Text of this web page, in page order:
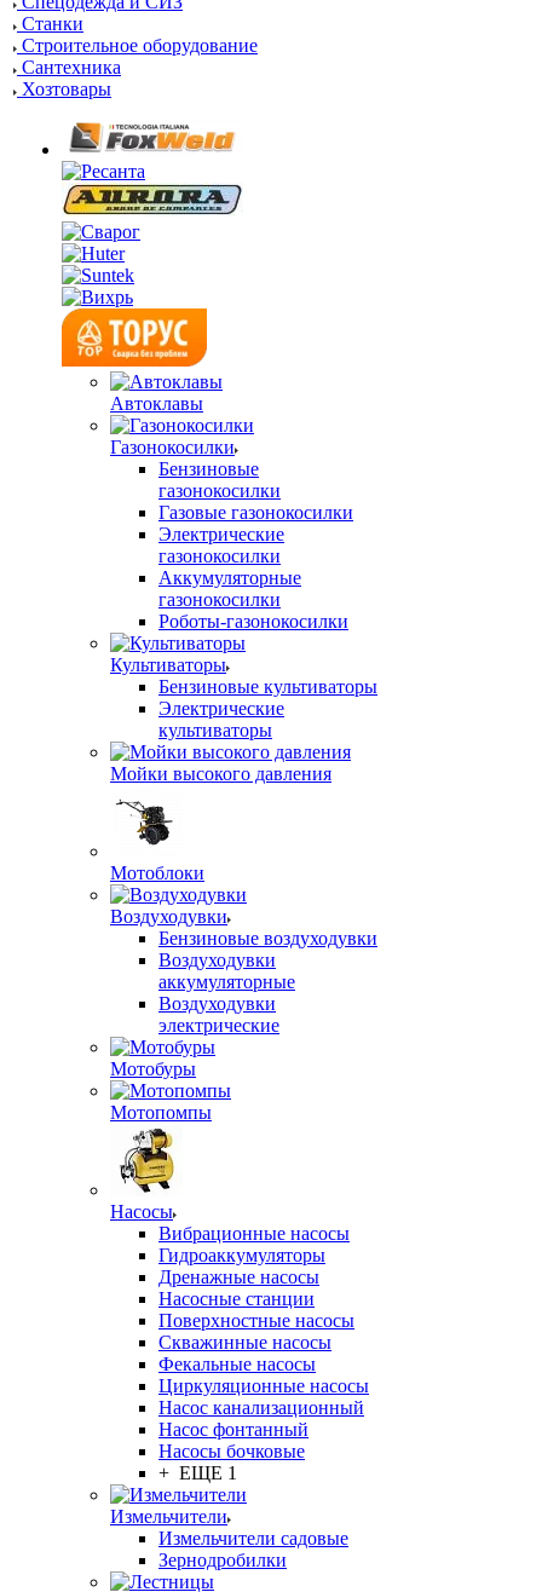
Станки
Строительное оборудование
Сантехника
Хозтовары
Автоклавы
Газонокосилки
Бензиновые
газонокосилки
Газовые газонокосилки
Электрические
газонокосилки
Аккумуляторные
газонокосилки
Роботы-газонокосилки
Культиваторы
Бензиновые культиваторы
Электрические
культиваторы
Мойки высокого давления
Мотоблоки
Воздуходувки
Бензиновые воздуходувки
Воздуходувки
аккумуляторные
Воздуходувки
электрические
Мотобуры
Мотопомпы
Насосы
Вибрационные насосы
Гидроаккумуляторы
Дренажные насосы
Насосные станции
Поверхностные насосы
Скважинные насосы
Фекальные насосы
Циркуляционные насосы
Насос канализационный
Насос фонтанный
Насосы бочковые
+ ЕЩЕ 1
Измельчители
Измельчители садовые
Зернодробилки